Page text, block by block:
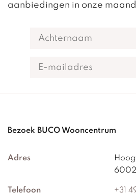
aanbiedingen in onze
Bezoek BUCO Wooncentrum
Adres
6002
Telefoon +31